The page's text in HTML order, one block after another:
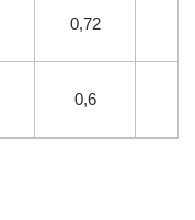
0,72
0,6